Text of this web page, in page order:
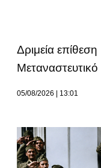
Δριμεία
Μεταναστευτικό
05/08/2026 13:01